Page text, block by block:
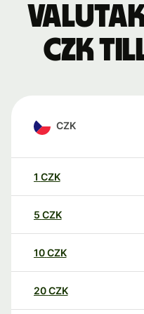
CZK
CZK
1 CZK
5 CZK
10CZK
20CZK